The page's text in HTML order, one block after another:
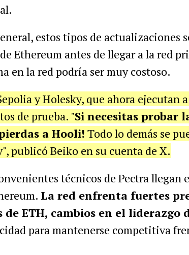
estos tipos de actualizaciones
Ethereum antes de llegar a la red
en la red podría ser muy costoso.
y Holesky, que ahora ejecutan
de prueba. "Si necesitas probar
a Hooli! Todo lo demás se
publicó Beiko en su cuenta de X.
técnicos de Pectra llegan
La red enfrenta fuertes
de ETH, cambios en el liderazgo
para mantenerse competitiva